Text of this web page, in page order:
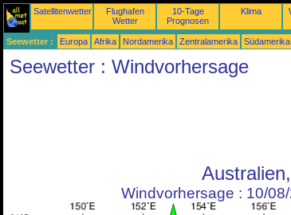
Satellitenwetter
Flughafen
Wetter
10-Tage
Prognosen
Klima
Seewetter : Europa Afrika Nordamerika Zentralamerika Südamerika
Seewetter : Windvorhersage
Windvorhersage : 10/